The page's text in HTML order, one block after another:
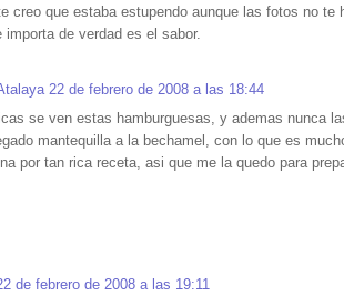
creo que estaba estupendo aunque las fotos no
importa de verdad es el sabor.
22 de febrero de 2008 a las 18:44
se ven estas hamburguesas, y ademas nunca
mantequilla a la bechamel, con lo que es
por tan rica receta, asi que me la quedo para
de febrero de 2008 a las 19:11